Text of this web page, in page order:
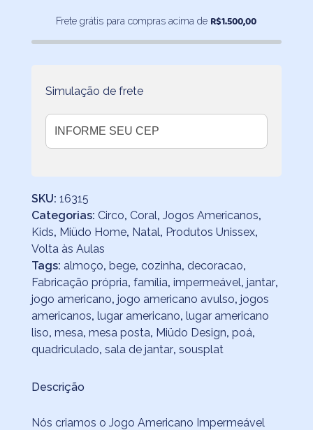
Frete grátis para compras acima de R$1.500,00
Simulação de frete
SKU: 16315
Categorias: Circo, Coral, Jogos Americanos,
Kids, Miüdo Home, Natal, Produtos Unissex,
Volta às Aulas
Tags: almoço, bege, cozinha, decoracao,
Fabricação própria, família, impermeável, jantar,
jogo americano, jogo americano avulso, jogos
americanos, lugar americano, lugar americano
liso, mesa, mesa posta, Miüdo Design, poá,
quadriculado, sala de jantar, sousplat
Descrição
Nós criamos o Jogo Americano Impermeável